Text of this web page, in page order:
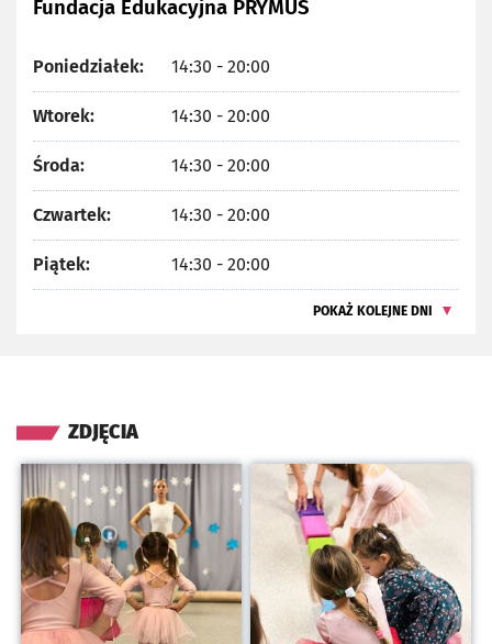
Fundacja Edukacyjna PRYMUS
Poniedziałek: 14:30 - 20:00
Wtorek: 14:30 - 20:00
Środa: 14:30 - 20:00
Czwartek: 14:30 - 20:00
Piątek: 14:30 - 20:00
POKAŻ KOLEJNE DNI
ZDJĘCIA
Kliknij, aby powiększyć Kliknij, aby powiększyć